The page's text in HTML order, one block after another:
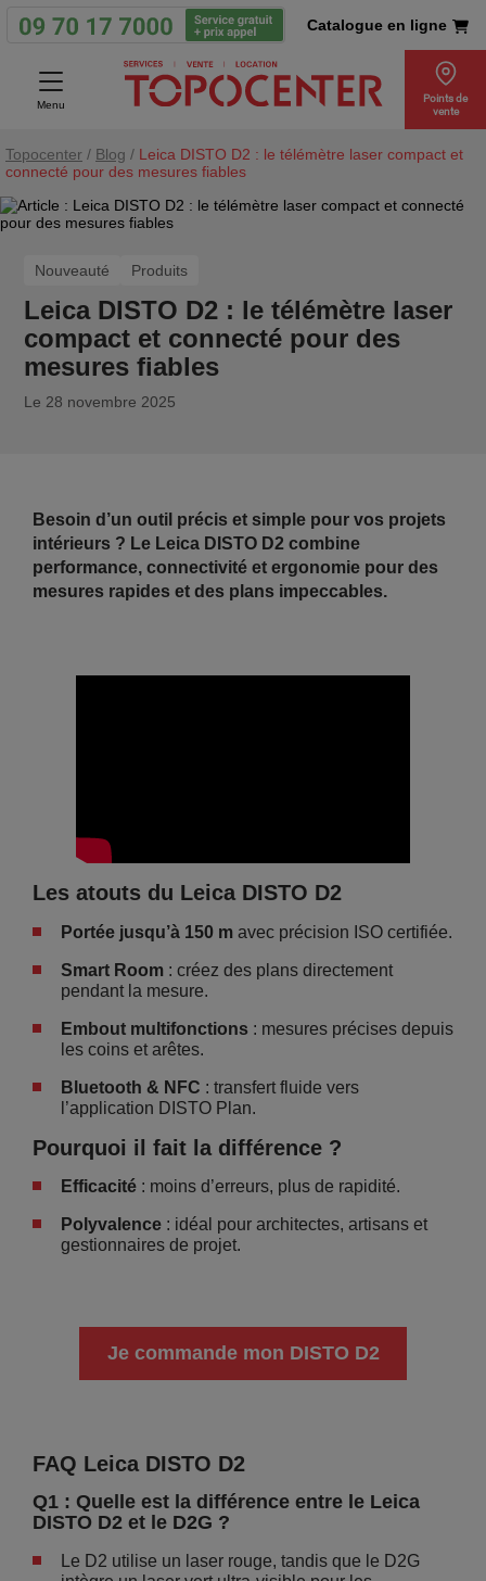
Catalogue en ligne
Menu
Points de
vente
Topocenter / Blog / Leica DISTO D2 : le télémètre laser compact et
connecté pour des mesures fiables
Nouveauté Produits
Leica DISTO D2 : le télémètre laser
compact et connecté pour des
mesures fiables
Le 28 novembre 2025
Besoin d’un outil précis et simple pour vos projets
intérieurs ? Le Leica DISTO D2 combine
performance, connectivité et ergonomie pour des
mesures rapides et des plans impeccables.
Les atouts du Leica DISTO D2
Portée jusqu’à 150 m avec précision ISO certifiée.
Smart Room : créez des plans directement
pendant la mesure.
Embout multifonctions : mesures précises depuis
les coins et arêtes.
Bluetooth & NFC : transfert fluide vers
l’application DISTO Plan.
Pourquoi il fait la différence ?
Efficacité : moins d’erreurs, plus de rapidité.
Polyvalence : idéal pour architectes, artisans et
gestionnaires de projet.
Je commande mon DISTO D2
FAQ Leica DISTO D2
Q1 : Quelle est la différence entre le Leica
DISTO D2 et le D2G ?
Le D2 utilise un laser rouge, tandis que le D2G